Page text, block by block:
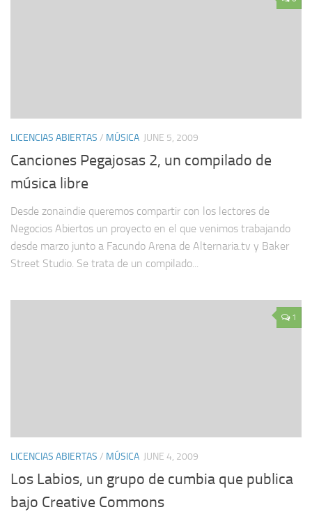
LICENCIAS ABIERTAS / MÚSICA JUNE 5, 2009
Canciones Pegajosas 2, un compilado de
música libre
Desde zonaindie queremos compartir con los lectores de
Negocios Abiertos un proyecto en el que venimos trabajando
desde marzo junto a Facundo Arena de Alternaria.tv y Baker
Street Studio. Se trata de un compilado...
1
LICENCIAS ABIERTAS / MÚSICA JUNE 4, 2009
Los Labios, un grupo de cumbia que publica
bajo Creative Commons